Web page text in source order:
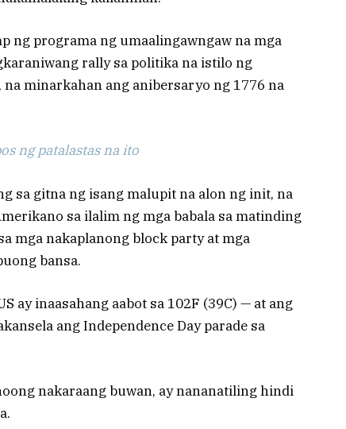
ng programa ng umaalingawngaw na mga
rally sa politika na istilo ng
minarkahan ang anibersaryo ng 1776 na
ng patalastas na ito
sa gitna ng isang malupit na alon ng init, na
sa ilalim ng mga babala sa matinding
mga nakaplanong block party at mga
bansa.
ay inaasahang aabot sa 102F (39C) — at ang
ang Independence Day parade sa
nakaraang buwan, ay nananatiling hindi